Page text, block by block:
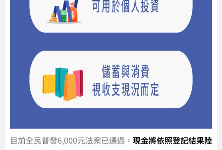
目前全民普發6,000元法案已通過， 現金將依照登記結果陸